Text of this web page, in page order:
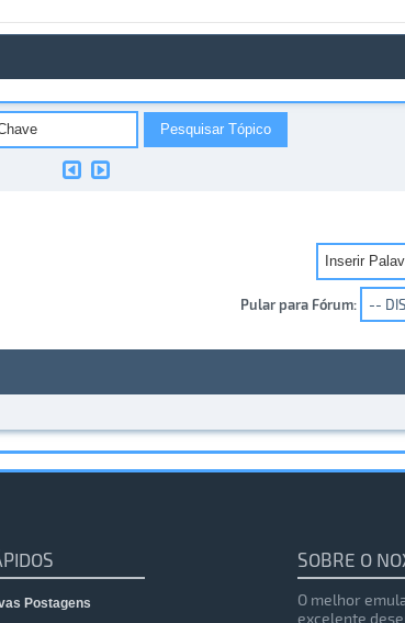
Pular para Fórum:
Postagens
SOBRE O
O melhor
excelente